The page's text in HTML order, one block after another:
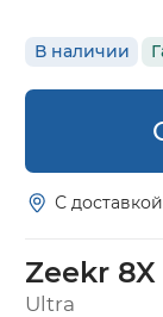
В наличии
С
Zeekr 8X
Ultra